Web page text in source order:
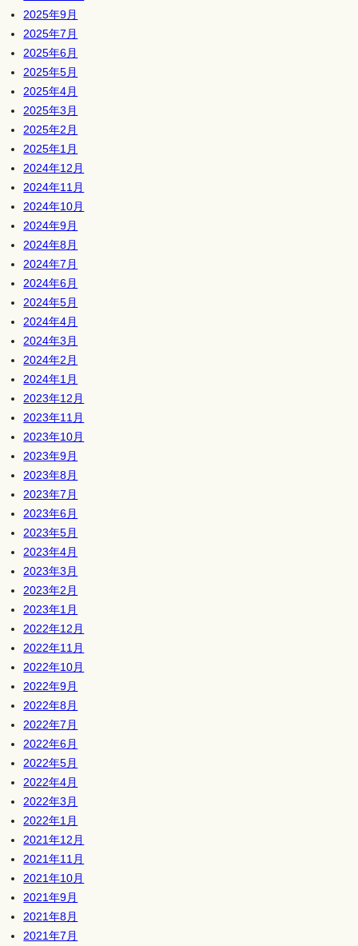
2025年9月
2025年7月
2025年6月
2025年5月
2025年4月
2025年3月
2025年2月
2025年1月
2024年12月
2024年11月
2024年10月
2024年9月
2024年8月
2024年7月
2024年6月
2024年5月
2024年4月
2024年3月
2024年2月
2024年1月
2023年12月
2023年11月
2023年10月
2023年9月
2023年8月
2023年7月
2023年6月
2023年5月
2023年4月
2023年3月
2023年2月
2023年1月
2022年12月
2022年11月
2022年10月
2022年9月
2022年8月
2022年7月
2022年6月
2022年5月
2022年4月
2022年3月
2022年1月
2021年12月
2021年11月
2021年10月
2021年9月
2021年8月
2021年7月